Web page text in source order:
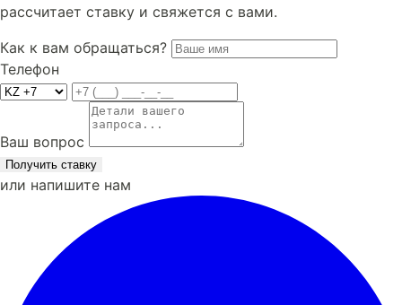
рассчитает ставку и свяжется с вами.
Как к вам обращаться?
Телефон
Ваш вопрос
Получить ставку
или напишите нам